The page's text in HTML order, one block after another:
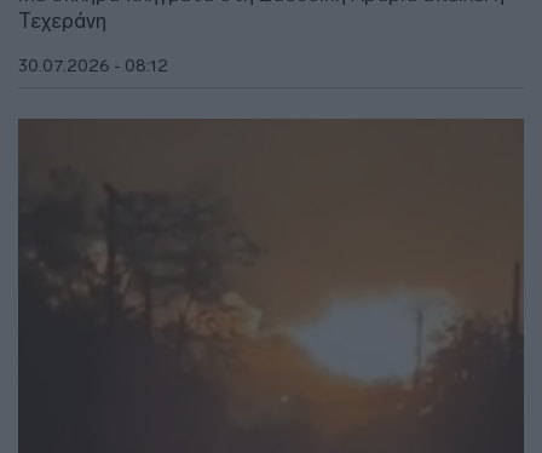
Τεχεράνη
30.07.2026 - 08:12